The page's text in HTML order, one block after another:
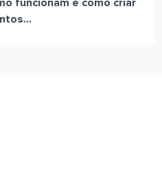
funcionam e como criar